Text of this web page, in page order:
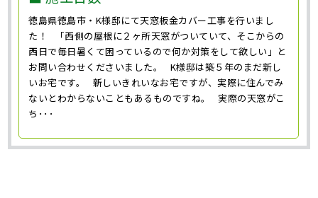
徳島県徳島市・K様邸にて天窓板金カバー工事を行いまし
た！ 「西側の屋根に２ヶ所天窓がついていて、そこからの
西日で毎日暑くて困っているので何か対策をして欲しい」と
お問い合わせくださいました。 K様邸は築５年のまだ新し
いお宅です。 新しいきれいなお宅ですが、実際に住んでみ
ないとわからないこともあるものですね。 実際の天窓がこ
ち･･･